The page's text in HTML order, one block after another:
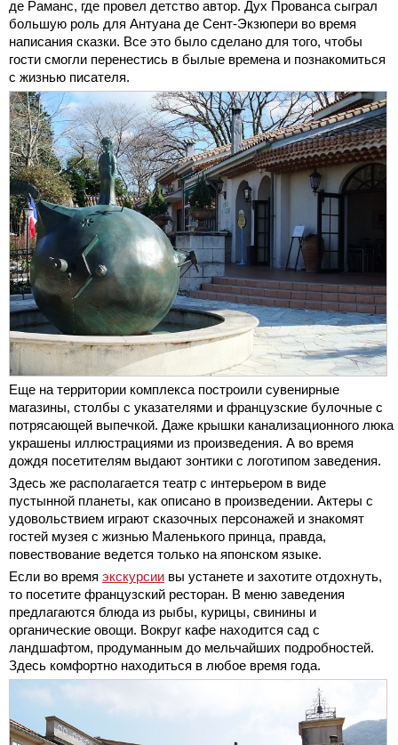
де Раманс, где провел детство автор. Дух Прованса сыграл
большую роль для Антуана де Сент-Экзюпери во время
написания сказки. Все это было сделано для того, чтобы
гости смогли перенестись в былые времена и познакомиться
с жизнью писателя.
Еще на территории комплекса построили сувенирные
магазины, столбы с указателями и французские булочные с
потрясающей выпечкой. Даже крышки канализационного люка
украшены иллюстрациями из произведения. А во время
дождя посетителям выдают зонтики с логотипом заведения.
Здесь же располагается театр с интерьером в виде
пустынной планеты, как описано в произведении. Актеры с
удовольствием играют сказочных персонажей и знакомят
гостей музея с жизнью Маленького принца, правда,
повествование ведется только на японском языке.
Если во время экскурсии вы устанете и захотите отдохнуть,
то посетите французский ресторан. В меню заведения
предлагаются блюда из рыбы, курицы, свинины и
органические овощи. Вокруг кафе находится сад с
ландшафтом, продуманным до мельчайших подробностей.
Здесь комфортно находиться в любое время года.